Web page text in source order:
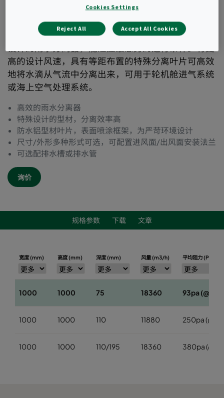
CamVane SW
CamVane SW垂直分离器是一种专为沿海和海洋应用
高的设计风速，具有等距布置的特殊分离叶片可高效
地将水滴从气流中分离出来，可用于轮机舱进气系统
或海上空气处理系统。
高效的雨水分离器
特殊设计的型材，分离效率高
防水铝型材叶片，表面喷涂框架，为严苛环境设计
尺寸/外形多种形式可选，可配置进风面/出风面安装法兰
可选配排水槽或排水管
询价
规格参数 下载 文章
宽度 (mm) 高度 (mm) 深度 (mm) 风量 (m3/h) 平均阻力 (Pa)
1000 1000 75 18360 93pa
1000 1000 110 11880 250pa
1000 1000 110/195 18360 380pa
Cookies Settings
Reject All Accept All Cookies